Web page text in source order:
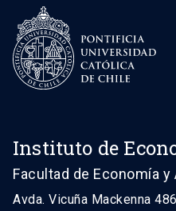
Instituto de
Facultad de Economía
Avda. Vicuña Mackenna